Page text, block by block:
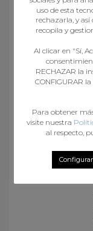
la
:
uso de esta
rechazarla, y
recopila y
Al clicar en "Sí,
RECHAZAR la
CONFIGURAR
Para obtener
visite nuestra
al respecto,